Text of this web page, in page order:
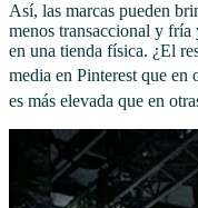
Así, las marcas pueden
menos transaccional y
en una tienda física. ¿El
media en Pinterest que en
es más elevada que en